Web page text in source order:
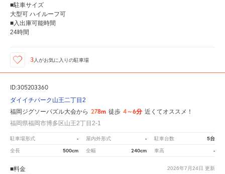
■駐車サイズ
大型可 ハイルーフ可
■入出庫可能時間
24時間
3人がお気に入りの駐車場
ID:305203360
ダイイチパーク山王二丁目2
福岡ジグソーパズル大会から 278m 徒歩 4～6分 近くてオススメ！
福岡県福岡市博多区山王2丁目2-1
駐車場形式 - 屋内外形式 - 駐車台数 5台
全長 500cm 全幅 240cm 車高 -
2026年7月24日 更新
■料金